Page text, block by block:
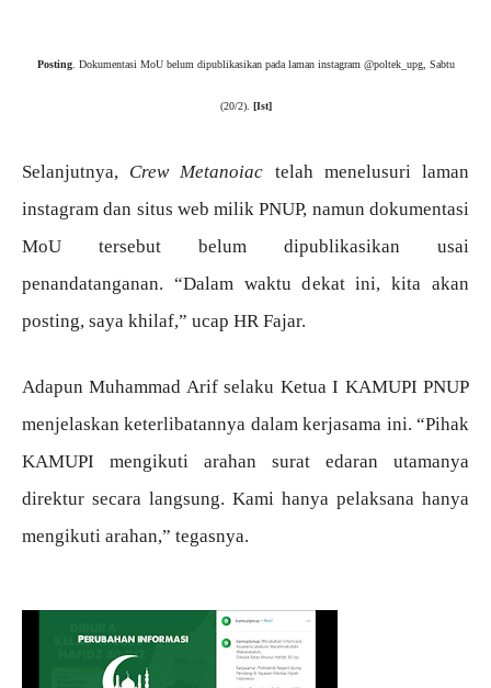
Posting. Dokumentasi MoU belum dipublikasikan pada laman instagram @poltek_upg, Sabtu
(20/2). [Ist]
Selanjutnya, Crew Metanoiac telah menelusuri laman
instagram dan situs web milik PNUP, namun dokumentasi
MoU tersebut belum dipublikasikan usai
penandatanganan. “Dalam waktu dekat ini, kita akan
posting, saya khilaf,” ucap HR Fajar.
Adapun Muhammad Arif selaku Ketua I KAMUPI PNUP
menjelaskan keterlibatannya dalam kerjasama ini. “Pihak
KAMUPI mengikuti arahan surat edaran utamanya
direktur secara langsung. Kami hanya pelaksana hanya
mengikuti arahan,” tegasnya.